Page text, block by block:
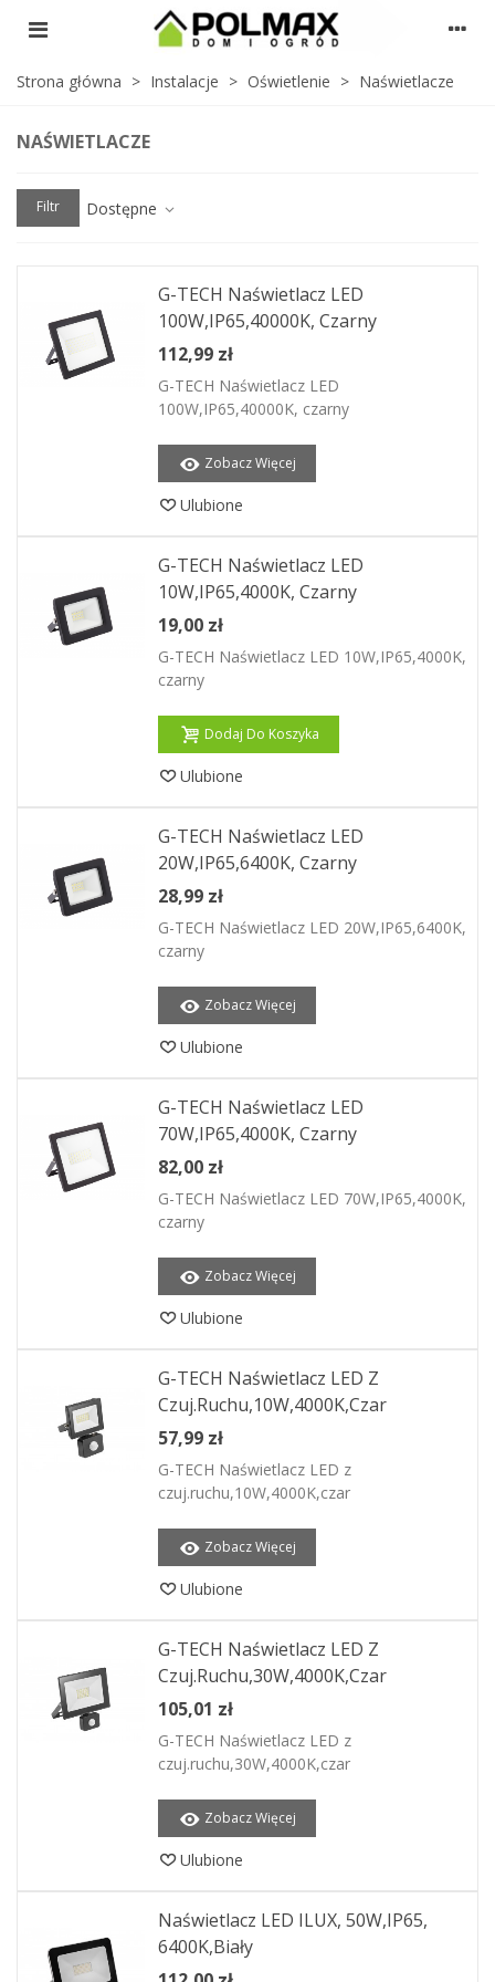
Strona główna > Instalacje > Oświetlenie > Naświetlacze
NAŚWIETLACZE
Filtr Dostępne
G-TECH Naświetlacz LED
100W,IP65,40000K, Czarny
112,99 zł
G-TECH Naświetlacz LED
100W,IP65,40000K, czarny
Zobacz Więcej
Ulubione
G-TECH Naświetlacz LED
10W,IP65,4000K, Czarny
19,00 zł
G-TECH Naświetlacz LED 10W,IP65,4000K,
czarny
Dodaj Do Koszyka
Ulubione
G-TECH Naświetlacz LED
20W,IP65,6400K, Czarny
28,99 zł
G-TECH Naświetlacz LED 20W,IP65,6400K,
czarny
Zobacz Więcej
Ulubione
G-TECH Naświetlacz LED
70W,IP65,4000K, Czarny
82,00 zł
G-TECH Naświetlacz LED 70W,IP65,4000K,
czarny
Zobacz Więcej
Ulubione
G-TECH Naświetlacz LED Z
Czuj.ruchu,10W,4000K,czar
57,99 zł
G-TECH Naświetlacz LED z
czuj.ruchu,10W,4000K,czar
Zobacz Więcej
Ulubione
G-TECH Naświetlacz LED Z
Czuj.ruchu,30W,4000K,czar
105,01 zł
G-TECH Naświetlacz LED z
czuj.ruchu,30W,4000K,czar
Zobacz Więcej
Ulubione
Naświetlacz LED ILUX, 50W,IP65,
6400K,biały